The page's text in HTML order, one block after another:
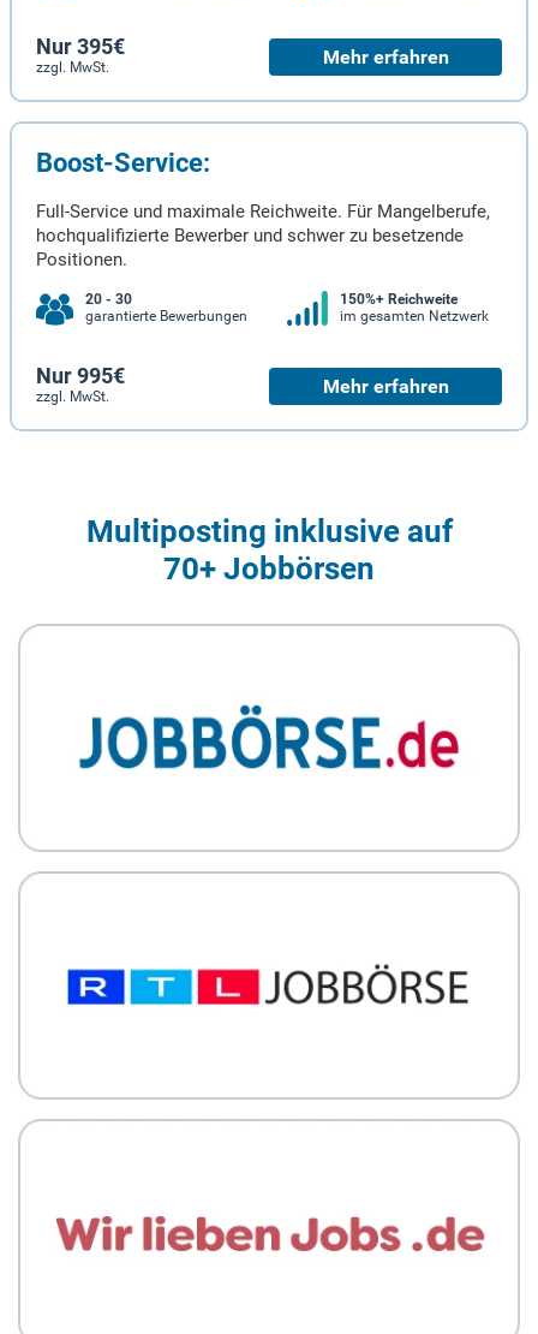
Nur 395€
zzgl. MwSt. Mehr erfahren
Boost-Service:
Full-Service und maximale Reichweite. Für Mangelberufe,
hochqualifizierte Bewerber und schwer zu besetzende
Positionen.
20 - 30
garantierte Bewerbungen
150%+ Reichweite
im gesamten Netzwerk
Nur 995€
zzgl. MwSt. Mehr erfahren
Multiposting inklusive auf
70+ Jobbörsen